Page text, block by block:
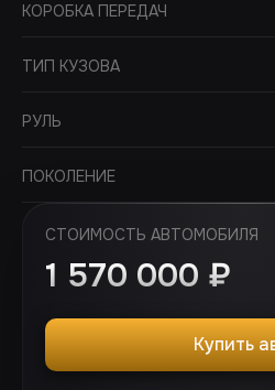
КОРОБКА ПЕРЕДАЧ
ТИП КУЗОВА
РУЛЬ
ПОКОЛЕНИЕ
СТОИМОСТЬ АВТОМОБИЛЯ
1 570 000 ₽
Купить